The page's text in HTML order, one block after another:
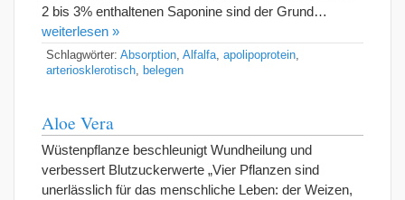
2 bis 3% enthaltenen Saponine sind der Grund…
weiterlesen »
Schlagwörter: Absorption Alfalfa apolipoprotein
arteriosklerotisch
belegen
Aloe Vera
Wüstenpflanze beschleunigt Wundheilung und
verbessert Blutzuckerwerte „Vier Pflanzen sind
unerlässlich für das menschliche Leben: der Weizen,